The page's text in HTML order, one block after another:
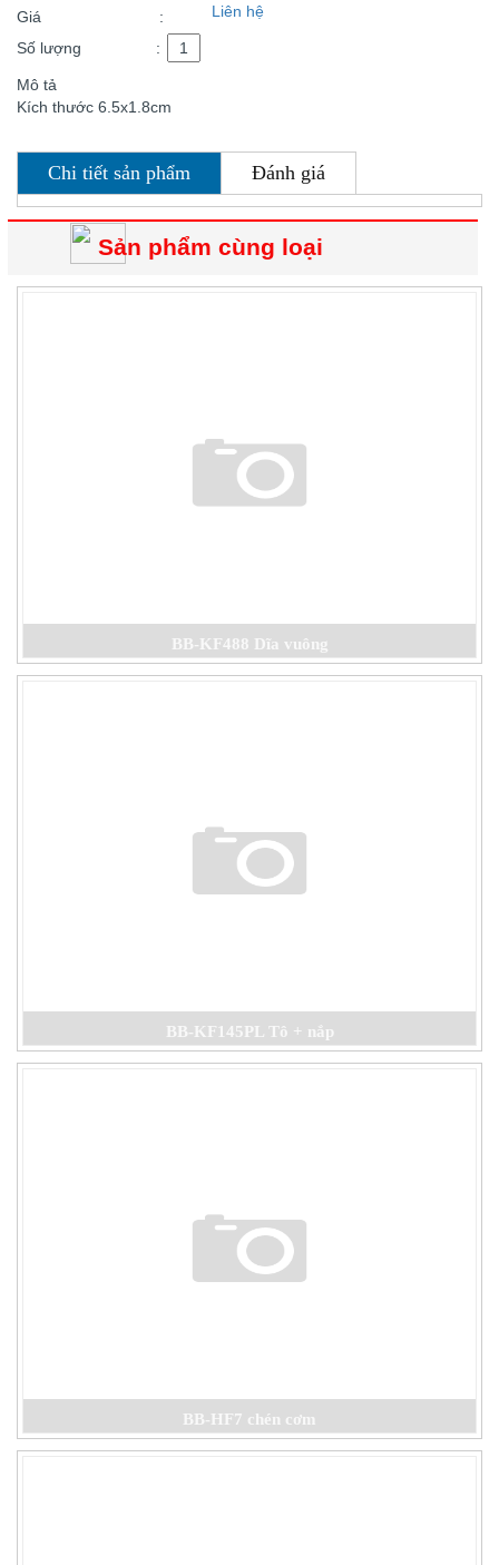
Giá
: Liên hệ
Số lượng :
Mô tả
Kích thước 6.5x1.8cm
Chi tiết sản phẩm Đánh giá
Sản phẩm cùng loại
BB-KF488 Dĩa vuông
BB-KF145PL Tô + nắp
BB-HF7 chén cơm